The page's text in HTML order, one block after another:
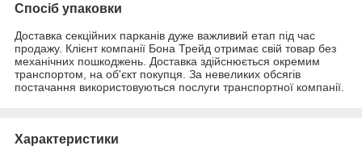
Спосіб упаковки
Доставка секційних парканів дуже важливий етап під час
продажу. Клієнт компанії Бона Трейд отримає свій товар без
механічних пошкоджень. Доставка здійснюється окремим
транспортом, на об'єкт покупця. За невеликих обсягів
постачання використовуються послуги транспортної компанії.
Характеристики